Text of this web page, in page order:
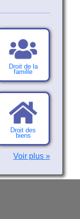
Droit de la
famille
Droit des
biens
Voir plus »